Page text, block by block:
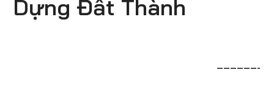
Dựng Đất Thành
——————-